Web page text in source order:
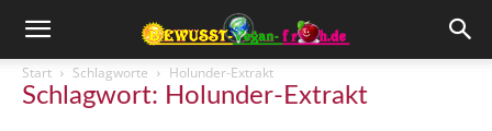
Start Schlagworte Holunder-Extrakt
Schlagwort: Holunder-Extrakt